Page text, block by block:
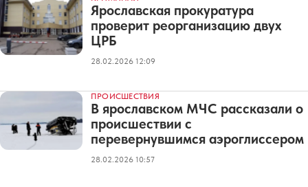
Ярославская прокуратура
проверит реорганизацию двух
ЦРБ
28.02.2026 12:09
ПРОИСШЕСТВИЯ
В ярославском МЧС рассказали о
происшествии с
перевернувшимся аэроглиссером
28.02.2026 10:57